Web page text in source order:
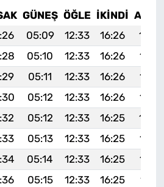
GÜNEŞ ÖĞLE İKINDI
05:09 12:33 16:26
05:10 12:33 16:26
05:11 12:33 16:26
05:12 12:33 16:26
05:12 12:33 16:25
05:13 12:33 16:25
05:14 12:33 16:25
05:15 12:33 16:25
19:41